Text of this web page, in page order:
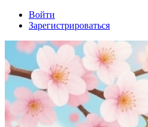
Войти
Зарегистрироваться